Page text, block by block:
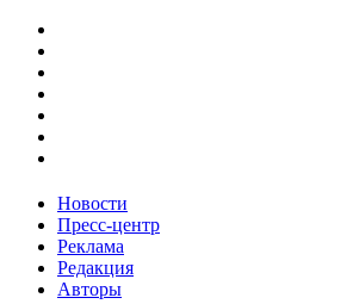
Новости
Пресс-центр
Реклама
Редакция
Авторы